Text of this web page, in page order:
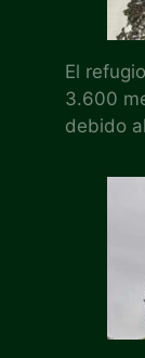
El
3.600
debido